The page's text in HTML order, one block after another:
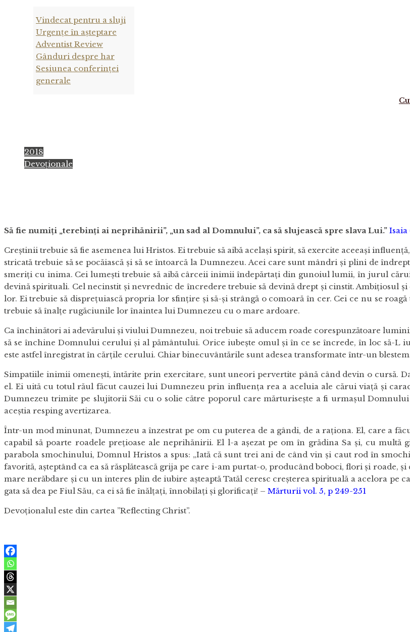
Vindecat pentru a sluji
Urgențe în așteptare
Adventist Review
Gânduri despre har
Sesiunea conferinței
generale
2018
Devoţionale
Să fie numiţi „terebinţi ai neprihănirii”, „un sad al Domnului”, ca să slujească spre slava Lui.” Isaia
Creştinii trebuie să fie asemenea lui Hristos. Ei trebuie să aibă acelaşi spirit, să exercite aceeaşi
stricată trebuie să se pocăiască şi să se întoarcă la Dumnezeu. Acei care sunt mândri şi plini de
smeriţi cu inima. Cei lumeşti trebuie să aibă cârceii inimii îndepărtaţi din gunoiul lumii, în jurul
devină spirituali. Cel necinstit şi nevrednic de încredere trebuie să devină drept şi cinstit. Ambiţiosul şi
lor. Ei trebuie să dispreţuiască propria lor sfinţire şi să-şi strângă o comoară în cer. Cei ce nu se
trebuie să înalţe rugăciunile lor înaintea lui Dumnezeu cu o mare ardoare.
Ca închinători ai adevărului şi viului Dumnezeu, noi trebuie să aducem roade corespunzătoare
să se închine Domnului cerului şi al pământului. Orice iubeşte omul şi în ce se încrede, în loc să-L
este astfel înregistrat în cărţile cerului. Chiar binecuvântările sunt adesea transformate într-un
Simpatiile inimii omeneşti, întărite prin exercitare, sunt uneori pervertite până când devin o cursă.
el. Ei uită cu totul răul făcut cauzei lui Dumnezeu prin influenţa rea a aceluia ale cărui viaţă şi
Dumnezeu trimite pe slujitorii Săi cu o solie către poporul care mărturiseşte a fi urmaşul
aceştia resping avertizarea.
Într-un mod minunat, Dumnezeu a înzestrat pe om cu puterea de a gândi, de a raţiona. El, care a
capabil să poarte roadele preţioase ale neprihănirii. El l-a aşezat pe om în grădina Sa şi, cu multă
parabola smochinului, Domnul Hristos a spus: „Iată că sunt trei ani de când vin şi caut rod în
favorită, aşteptând ca ea să răsplătească grija pe care i-am purtat-o, producând boboci, flori şi roade,
mare nerăbdare şi cu un interes plin de iubire aşteaptă Tatăl ceresc creşterea spirituală a acelora pe
gata să dea pe Fiul Său, ca ei să fie înălţaţi, înnobilaţi şi glorificaţi! – Mărturii vol. 5, p 249-251
Devoționalul este din cartea ”Reflecting Christ”.